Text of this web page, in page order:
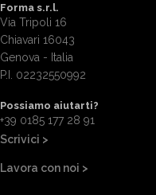
Forma s.r.l.
Via Tripoli 16
Chiavari 16043
Genova - Italia
P.I. 02232550992
Possiamo aiutarti?
+39 0185 177 28 91
Scrivici >
Lavora con noi >